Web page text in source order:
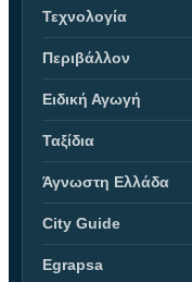
Τεχνολογία
Περιβάλλον
Ειδική Αγωγή
Ταξίδια
Άγνωστη Ελλάδα
City Guide
Egrapsa